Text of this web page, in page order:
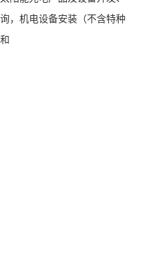
，机电设备安装（不含特种